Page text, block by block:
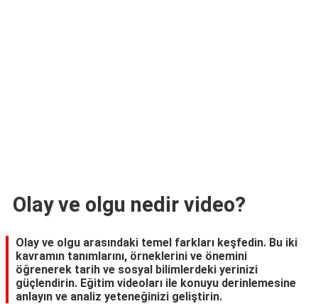
Olay ve olgu nedir video?
Olay ve olgu arasındaki temel farkları keşfedin. Bu iki
kavramın tanımlarını, örneklerini ve önemini
öğrenerek tarih ve sosyal bilimlerdeki yerinizi
güçlendirin. Eğitim videoları ile konuyu derinlemesine
anlayın ve analiz yeteneğinizi geliştirin.